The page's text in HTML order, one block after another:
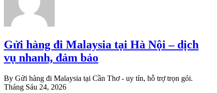
Gửi hàng đi Malaysia tại Hà Nội – dịch
vụ nhanh, đảm bảo
By Gửi hàng đi Malaysia tại Cần Thơ - uy tín, hỗ trợ trọn gói.
Tháng Sáu 24, 2026